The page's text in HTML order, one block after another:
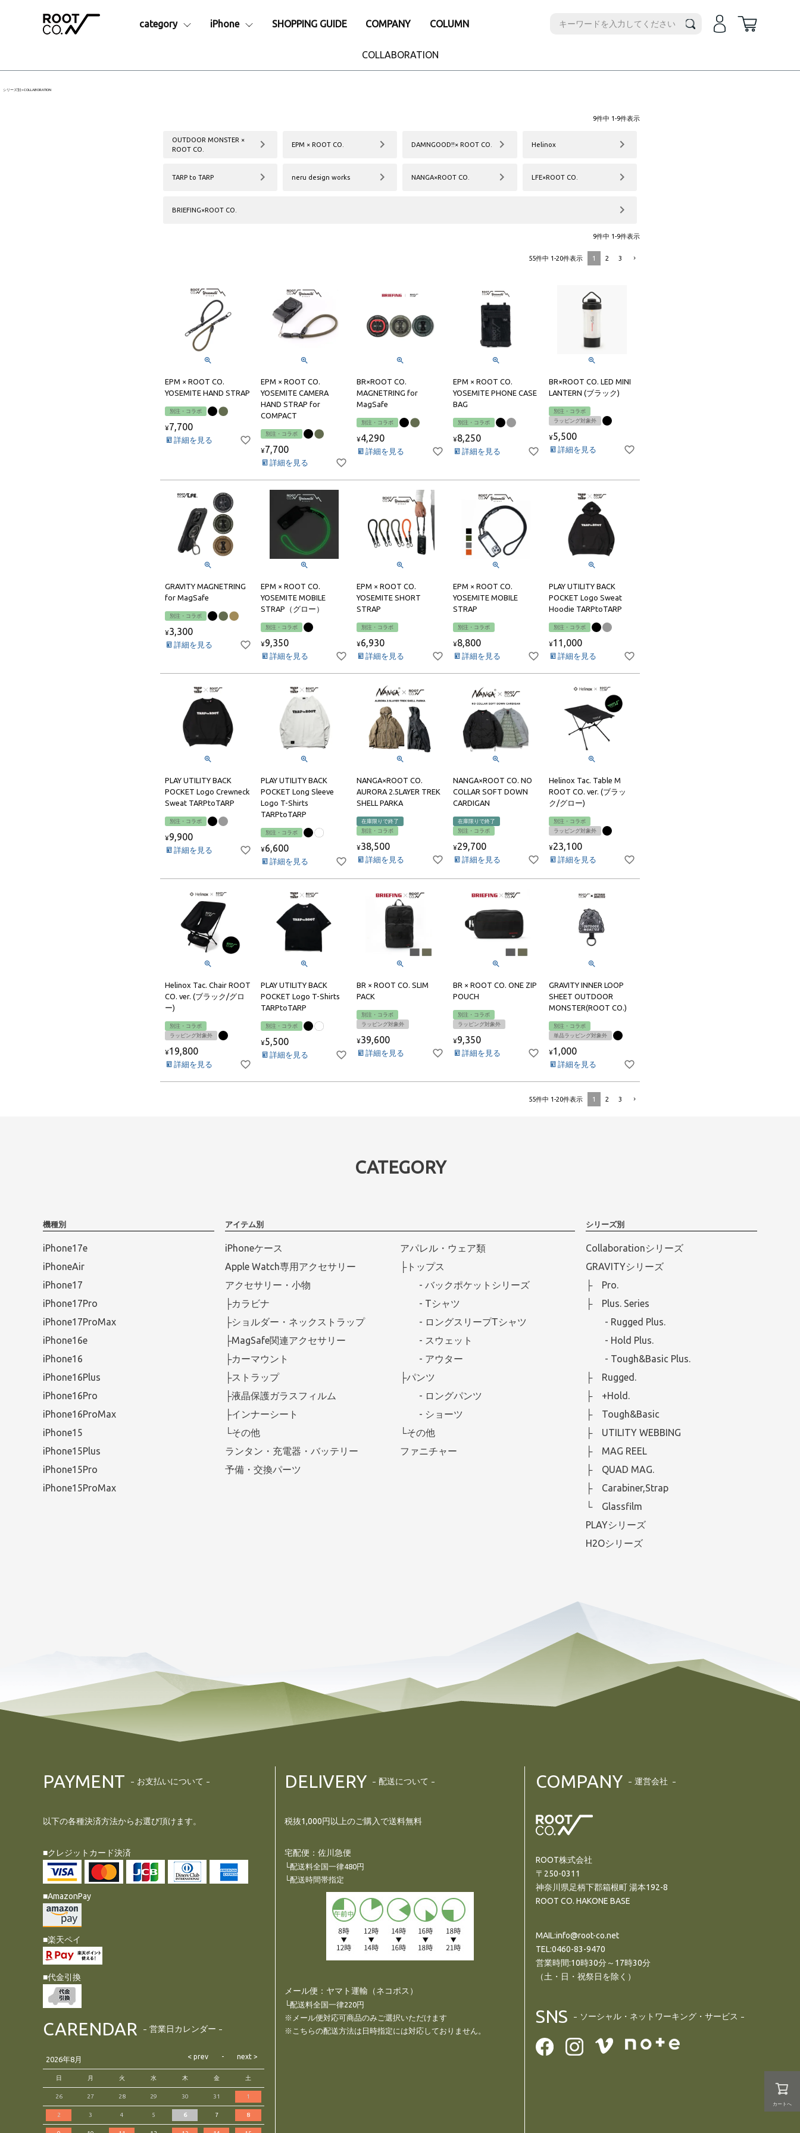
category
├ショルダー・ネックストラップ
├カーマウント
- ロングスリープTシャツ
- アウター
iPhone17ProMax
iPhone16
iPhone16Pro
iPhone15
iPhone15Plus
iPhone15Pro
iPhone
iPhoneAir
iPhone16
iPhone15
iPhone15Pro
iPhone14Plus
iPhone13
SHOPPING GUIDE COMPANY COLUMN
COLLABORATION
シリーズ別 COLLABORATION
9件中 1-9件表示
OUTDOOR MONSTER ×
ROOT CO.
EPM × ROOT CO. DAMNGOOD!!× ROOT CO. Helinox
TARP to TARP neru design works NANGA×ROOT CO. LFE×ROOT CO.
BRIEFING×ROOT CO.
9件中 1-9件表示
55件中 1-20件表示 1 2 3
EPM × ROOT CO.
YOSEMITE HAND STRAP
別注・コラボ
¥7,700
詳細を見る
EPM × ROOT CO.
YOSEMITE CAMERA
HAND STRAP for
COMPACT
別注・コラボ
¥7,700
詳細を見る
BR×ROOT CO.
MAGNETRING for
MagSafe
別注・コラボ
¥4,290
詳細を見る
EPM × ROOT CO.
YOSEMITE PHONE CASE
BAG
別注・コラボ
¥8,250
詳細を見る
BR×ROOT CO. LED MINI
LANTERN (ブラック)
別注・コラボ
ラッピング対象外
¥5,500
詳細を見る
GRAVITY MAGNETRING
for MagSafe
別注・コラボ
¥3,300
詳細を見る
EPM × ROOT CO.
YOSEMITE MOBILE
STRAP（グロー）
別注・コラボ
¥9,350
詳細を見る
EPM × ROOT CO.
YOSEMITE SHORT
STRAP
別注・コラボ
¥6,930
詳細を見る
EPM × ROOT CO.
YOSEMITE MOBILE
STRAP
別注・コラボ
¥8,800
詳細を見る
PLAY UTILITY BACK
POCKET Logo Sweat
Hoodie TARPtoTARP
別注・コラボ
¥11,000
詳細を見る
PLAY UTILITY BACK
POCKET Logo Crewneck
Sweat TARPtoTARP
別注・コラボ
¥9,900
詳細を見る
PLAY UTILITY BACK
POCKET Long Sleeve
Logo T-Shirts
TARPtoTARP
別注・コラボ
¥6,600
詳細を見る
NANGA×ROOT CO.
AURORA 2.5LAYER TREK
SHELL PARKA
在庫限りで終了
別注・コラボ
¥38,500
詳細を見る
NANGA×ROOT CO. NO
COLLAR SOFT DOWN
CARDIGAN
在庫限りで終了
別注・コラボ
¥29,700
詳細を見る
Helinox Tac. Table M
ROOT CO. ver. (ブラッ
ク/グロー)
別注・コラボ
ラッピング対象外
¥23,100
詳細を見る
Helinox Tac. Chair ROOT
CO. ver. (ブラック/グロ
ー)
別注・コラボ
ラッピング対象外
¥19,800
詳細を見る
PLAY UTILITY BACK
POCKET Logo T-Shirts
TARPtoTARP
別注・コラボ
¥5,500
詳細を見る
BR × ROOT CO. SLIM
PACK
別注・コラボ
ラッピング対象外
¥39,600
詳細を見る
BR × ROOT CO. ONE ZIP
POUCH
別注・コラボ
ラッピング対象外
¥9,350
詳細を見る
GRAVITY INNER LOOP
SHEET OUTDOOR
MONSTER(ROOT CO.)
別注・コラボ
単品ラッピング対象外
¥1,000
詳細を見る
55件中 1-20件表示 1 2 3
カートへ
CATEGORY
機種別
iPhone17e
iPhoneAir
iPhone17
iPhone17Pro
iPhone17ProMax
iPhone16e
iPhone16
iPhone16Plus
iPhone16Pro
iPhone16ProMax
iPhone15
iPhone15Plus
iPhone15Pro
iPhone15ProMax
アイテム別
iPhoneケース
Apple Watch専用アクセサリー
アクセサリー・小物
├カラビナ
├ショルダー・ネックストラップ
├MagSafe関連アクセサリー
├カーマウント
├ストラップ
├液晶保護ガラスフィルム
├インナーシート
└その他
ランタン・充電器・バッテリー
予備・交換パーツ
アパレル・ウェア類
├トップス
- バックポケットシリーズ
- Tシャツ
- ロングスリープTシャツ
- スウェット
- アウター
├パンツ
- ロングパンツ
- ショーツ
└その他
ファニチャー
シリーズ別
Collaborationシリーズ
GRAVITYシリーズ
├ Pro.
├ Plus. Series
- Rugged Plus.
- Hold Plus.
- Tough&Basic Plus.
├ Rugged.
├ +Hold.
├ Tough&Basic
├ UTILITY WEBBING
├ MAG REEL
├ QUAD MAG.
├ Carabiner,Strap
└ Glassfilm
PLAYシリーズ
H2Oシリーズ
PAYMENT お支払いについて
以下の各種決済方法からお選び頂けます。
■クレジットカード決済
■AmazonPay
■楽天ペイ
■代金引換
CARENDAR 営業日カレンダー
2026年8月
日 月 火 水 木 金 土
26 27 28 29 30 31 1
2 3 4 5 6 7 8
DELIVERY 配送について
税抜1,000円以上のご購入で送料無料
宅配便：佐川急便
└配送料全国一律480円
└配送時間帯指定
メール便：ヤマト運輸（ネコポス）
└配送料全国一律220円
※メール便対応可商品のみご選択いただけます
※こちらの配送方法は日時指定には対応しておりません。
COMPANY 運営会社
ROOT株式会社
〒250-0311
神奈川県足柄下郡箱根町 湯本192-8
ROOT CO. HAKONE BASE
MAIL:info@root-co.net
TEL:0460-83-9470
営業時間:10時30分～17時30分
（土・日・祝祭日を除く）
SNS ソーシャル・ネットワーキング・サービス